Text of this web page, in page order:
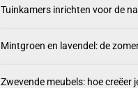
Tuinkamers inrichten voor de
Mintgroen en lavendel: de
Zwevende meubels: hoe creëer